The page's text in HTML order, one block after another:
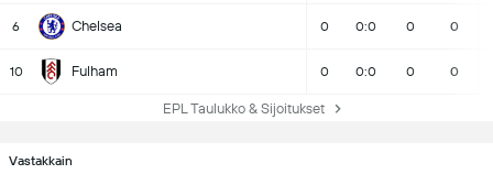
6 Chelsea 0 0:0 0 0
10 Fulham 0 0:0 0 0
EPL Taulukko & Sijoitukset
Vastakkain